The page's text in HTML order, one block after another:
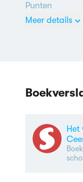
Punten
Meer details